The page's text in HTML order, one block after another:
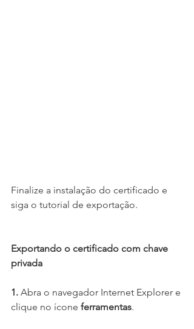
Finalize a instalação do certificado e
siga o tutorial de exportação.
Exportando o certificado com chave
privada
1. Abra o navegador Internet Explorer e
clique no ícone ferramentas.